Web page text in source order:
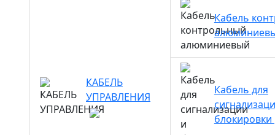
КАБЕЛЬ
УПРАВЛЕНИЯ
Кабель
Кабель для
блокировки